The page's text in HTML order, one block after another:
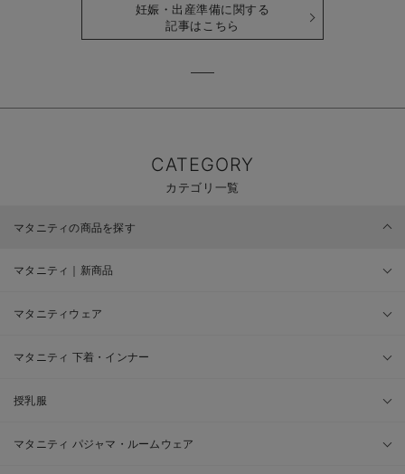
妊娠・出産準備に関する
記事はこちら
CATEGORY
カテゴリ一覧
マタニティの商品を探す
マタニティ｜新商品
マタニティウェア
マタニティ 下着・インナー
授乳服
マタニティ パジャマ・ルームウェア